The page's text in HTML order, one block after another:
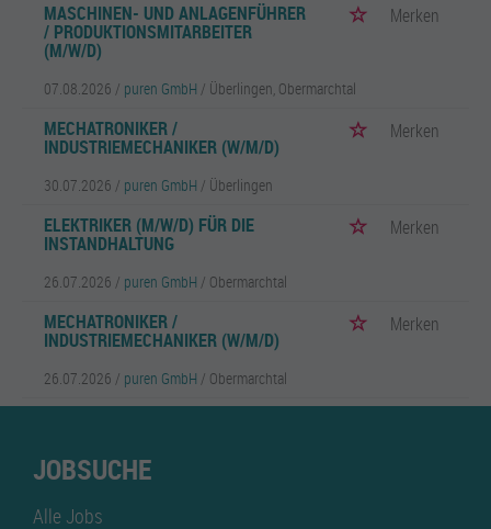
MASCHINEN- UND ANLAGENFÜHRER
/ PRODUKTIONSMITARBEITER
(M/W/D)
Merken
07.08.2026 / puren GmbH / Überlingen, Obermarchtal
MECHATRONIKER /
INDUSTRIEMECHANIKER (W/M/D)
Merken
30.07.2026 / puren GmbH / Überlingen
ELEKTRIKER (M/W/D) FÜR DIE
INSTANDHALTUNG
Merken
26.07.2026 / puren GmbH / Obermarchtal
MECHATRONIKER /
INDUSTRIEMECHANIKER (W/M/D)
Merken
26.07.2026 / puren GmbH / Obermarchtal
JOBSUCHE
Alle Jobs